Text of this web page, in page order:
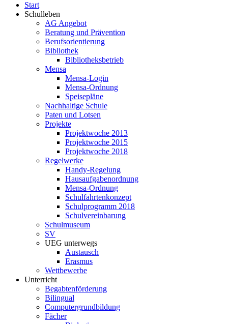
Start
Schulleben
AG Angebot
Beratung und Prävention
Berufsorientierung
Bibliothek
Bibliotheksbetrieb
Mensa
Mensa-Login
Mensa-Ordnung
Speisepläne
Nachhaltige Schule
Paten und Lotsen
Projekte
Projektwoche 2013
Projektwoche 2015
Projektwoche 2018
Regelwerke
Handy-Regelung
Hausaufgabenordnung
Mensa-Ordnung
Schulfahrtenkonzept
Schulprogramm 2018
Schulvereinbarung
Schulmuseum
SV
UEG unterwegs
Austausch
Erasmus
Wettbewerbe
Unterricht
Begabtenförderung
Bilingual
Computergrundbildung
Fächer